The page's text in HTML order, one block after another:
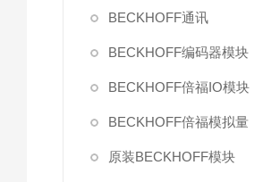
BECKHOFF通讯
BECKHOFF编码器模块
BECKHOFF倍福IO模块
BECKHOFF倍福模拟量
原装BECKHOFF模块